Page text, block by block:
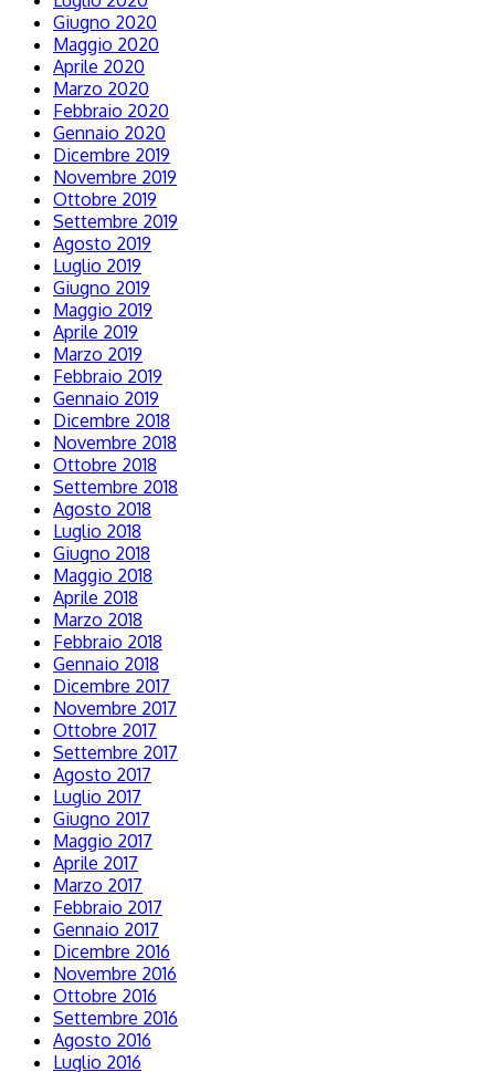
Giugno 2020
Maggio 2020
Aprile 2020
Marzo 2020
Febbraio 2020
Gennaio 2020
Dicembre 2019
Novembre 2019
Ottobre 2019
Settembre 2019
Agosto 2019
Luglio 2019
Giugno 2019
Maggio 2019
Aprile 2019
Marzo 2019
Febbraio 2019
Gennaio 2019
Dicembre 2018
Novembre 2018
Ottobre 2018
Settembre 2018
Agosto 2018
Luglio 2018
Giugno 2018
Maggio 2018
Aprile 2018
Marzo 2018
Febbraio 2018
Gennaio 2018
Dicembre 2017
Novembre 2017
Ottobre 2017
Settembre 2017
Agosto 2017
Luglio 2017
Giugno 2017
Maggio 2017
Aprile 2017
Marzo 2017
Febbraio 2017
Gennaio 2017
Dicembre 2016
Novembre 2016
Ottobre 2016
Settembre 2016
Agosto 2016
Luglio 2016